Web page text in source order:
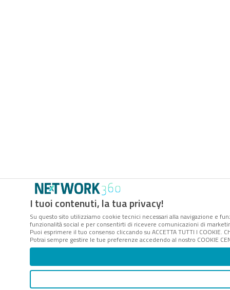
I tuoi contenuti, la tua privacy!
Su questo sito utilizziamo cookie tecnici necessari alla navigazione e
funzionalità social e per consentirti di ricevere comunicazioni di
Puoi esprimere il tuo consenso cliccando su ACCETTA TUTTI I
Potrai sempre gestire le tue preferenze accedendo al nostro COOKIE